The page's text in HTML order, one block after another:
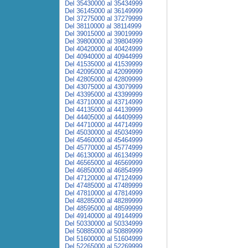
Del 35430000 al 35434999
Del 36145000 al 36149999
Del 37275000 al 37279999
Del 38110000 al 38114999
Del 39015000 al 39019999
Del 39800000 al 39804999
Del 40420000 al 40424999
Del 40940000 al 40944999
Del 41535000 al 41539999
Del 42095000 al 42099999
Del 42805000 al 42809999
Del 43075000 al 43079999
Del 43395000 al 43399999
Del 43710000 al 43714999
Del 44135000 al 44139999
Del 44405000 al 44409999
Del 44710000 al 44714999
Del 45030000 al 45034999
Del 45460000 al 45464999
Del 45770000 al 45774999
Del 46130000 al 46134999
Del 46565000 al 46569999
Del 46850000 al 46854999
Del 47120000 al 47124999
Del 47485000 al 47489999
Del 47810000 al 47814999
Del 48285000 al 48289999
Del 48595000 al 48599999
Del 49140000 al 49144999
Del 50330000 al 50334999
Del 50885000 al 50889999
Del 51600000 al 51604999
Del 52265000 al 52269999